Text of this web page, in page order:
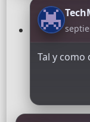
Tal y como